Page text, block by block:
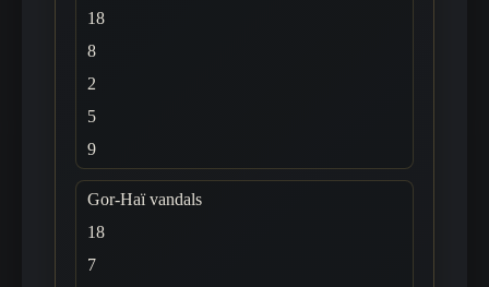
18
8
2
5
9
Gor-Haï vandals
18
7